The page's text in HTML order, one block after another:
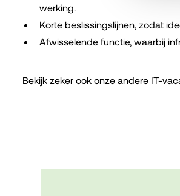
werking.
Korte beslissingslijnen, zodat
Afwisselende functie, waarbij
Bekijk zeker ook onze andere IT-